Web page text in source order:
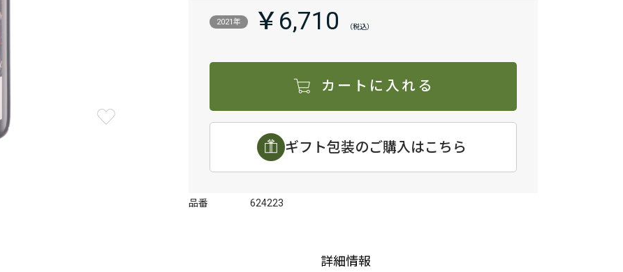
2021年 ￥6,710
カートに入れる
ギフト包装のご購入はこちら
品番 624223
詳細情報